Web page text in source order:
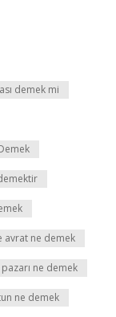
demek mi
avrat ne demek
ne demek
ne demek